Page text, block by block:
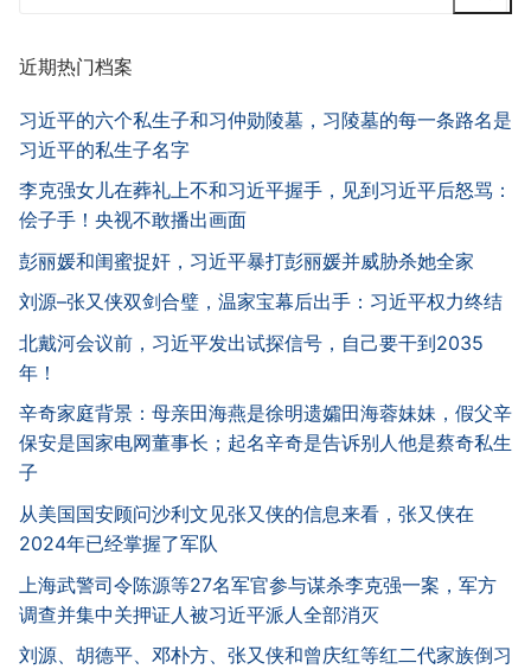
近期热门档案
习近平的六个私生子和习仲勋陵墓，习陵墓的每一条路名是
习近平的私生子名字
李克强女儿在葬礼上不和习近平握手，见到习近平后怒骂：
侩子手！央视不敢播出画面
彭丽媛和闺蜜捉奸，习近平暴打彭丽媛并威胁杀她全家
刘源–张又侠双剑合璧，温家宝幕后出手：习近平权力终结
北戴河会议前，习近平发出试探信号，自己要干到2035
年！
辛奇家庭背景：母亲田海燕是徐明遗孀田海蓉妹妹，假父辛
保安是国家电网董事长；起名辛奇是告诉别人他是蔡奇私生
子
从美国国安顾问沙利文见张又侠的信息来看，张又侠在
2024年已经掌握了军队
上海武警司令陈源等27名军官参与谋杀李克强一案，军方
调查并集中关押证人被习近平派人全部消灭
刘源、胡德平、邓朴方、张又侠和曾庆红等红二代家族倒习